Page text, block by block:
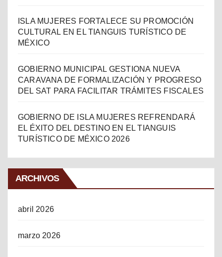
ISLA MUJERES FORTALECE SU PROMOCIÓN
CULTURAL EN EL TIANGUIS TURÍSTICO DE
MÉXICO
GOBIERNO MUNICIPAL GESTIONA NUEVA
CARAVANA DE FORMALIZACIÓN Y PROGRESO
DEL SAT PARA FACILITAR TRÁMITES FISCALES
GOBIERNO DE ISLA MUJERES REFRENDARÁ
EL ÉXITO DEL DESTINO EN EL TIANGUIS
TURÍSTICO DE MÉXICO 2026
ARCHIVOS
abril 2026
marzo 2026